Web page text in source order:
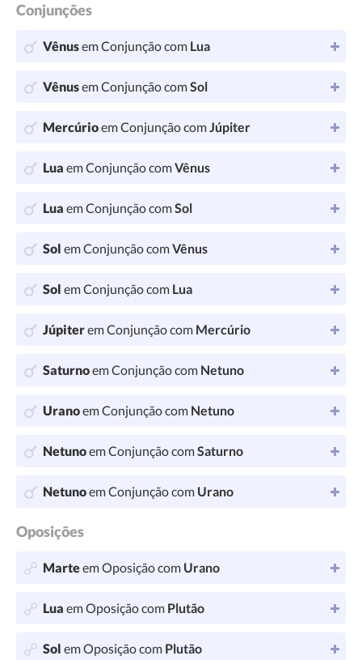
Conjunções
Vênusem Conjunção com Lua
Vênusem Conjunção comSol
Mercúrioem Conjunção comJúpiter
Lua em Conjunção comVênus
Lua em Conjunção comSol
Sol em Conjunção comVênus
Sol em Conjunção com Lua
Júpiterem Conjunção com Mercúrio
Saturnoem Conjunção com Netuno
Uranoem Conjunção com Netuno
Netunoem Conjunção comSaturno
Netunoem Conjunção com Urano
Oposições
Marteem Oposição com Urano
Lua em Oposição com Plutão
Sol em Oposição com Plutão